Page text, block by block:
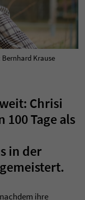
Krause
Chrisi
Tage als
in der
ihre